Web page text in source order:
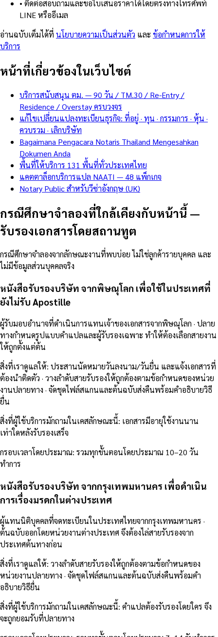
• ติดต่อสอบถามและขอใบเสนอราคาได้โดยตรงทางโทรศัพท์
LINE หรืออีเมล
อ่านฉบับเต็มได้ที่ นโยบายความเป็นส่วนตัว และ ข้อกำหนดการให้
บริการ
หน้าที่เกี่ยวข้องในเว็บไซต์
บริการสนับสนุน ตม. — 90 วัน / TM.30 / Re-Entry /
Residence / Overstay ครบวงจร
แก้ไขเปลี่ยนแปลงทะเบียนธุรกิจ: ที่อยู่ · ทุน · กรรมการ · หุ้น ·
ควบรวม · เลิกบริษัท
Bagaimana Pengacara Notaris Thailand Mengesahkan
Dokumen Anda
พื้นที่ให้บริการ 131 พื้นที่ทั่วประเทศไทย
แคตตาล็อกบริการแปล NAATI — 48 แพ็กเกจ
Notary Public สำหรับวีซ่าอังกฤษ (UK)
กรณีศึกษาจำลองที่ใกล้เคียงกับหน้านี้ —
รับรองเอกสารโดยสถานทูต
กรณีศึกษาจำลองจากลักษณะงานที่พบบ่อย ไม่ใช่ลูกค้ารายบุคคล และ
ไม่มีข้อมูลส่วนบุคคลจริง
หนังสือรับรองบริษัท จากพิษณุโลก เพื่อใช้ในประเทศที่
ยังไม่รับ Apostille
ผู้รับมอบอำนาจที่ดำเนินการแทนเจ้าของเอกสารจากพิษณุโลก · ปลาย
ทางกำหนดรูปแบบคำแปลและผู้รับรองเฉพาะ ทำให้ต้องเลือกสายงาน
ให้ถูกตั้งแต่ต้น
สิ่งที่เราดูแลให้: ประสานนัดหมายวันลงนาม/วันยื่น และแจ้งเอกสารที่
ต้องนำติดตัว · วางลำดับสายรับรองให้ถูกต้องตามข้อกำหนดของหน่วย
งานปลายทาง · จัดชุดไฟล์สแกนและต้นฉบับส่งคืนพร้อมคำอธิบายวิธี
ยื่น
สิ่งที่ผู้ใช้บริการมักถามในเคสลักษณะนี้: เอกสารมีอายุใช้งานนาน
เท่าใดหลังรับรองเสร็จ
กรอบเวลาโดยประมาณ: รวมทุกขั้นตอนโดยประมาณ 10–20 วัน
ทำการ
หนังสือรับรองบริษัท จากกรุงเทพมหานคร เพื่อดำเนิน
การเรื่องมรดกในต่างประเทศ
ผู้แทนนิติบุคคลที่จดทะเบียนในประเทศไทยจากกรุงเทพมหานคร ·
ต้นฉบับออกโดยหน่วยงานต่างประเทศ จึงต้องไล่สายรับรองจาก
ประเทศต้นทางก่อน
สิ่งที่เราดูแลให้: วางลำดับสายรับรองให้ถูกต้องตามข้อกำหนดของ
หน่วยงานปลายทาง · จัดชุดไฟล์สแกนและต้นฉบับส่งคืนพร้อมคำ
อธิบายวิธียื่น
สิ่งที่ผู้ใช้บริการมักถามในเคสลักษณะนี้: คำแปลต้องรับรองโดยใคร จึง
จะถูกยอมรับที่ปลายทาง